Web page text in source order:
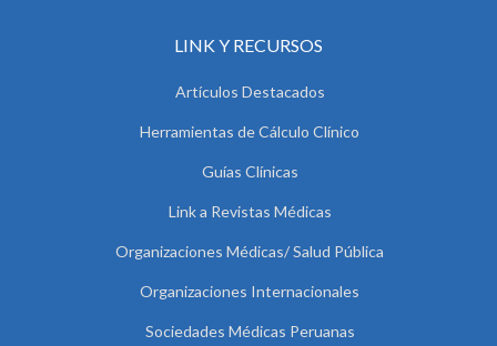
LINK Y RECURSOS
Artículos Destacados
Herramientas de Cálculo Clínico
Guías Clínicas
Link a Revistas Médicas
Organizaciones Médicas/ Salud Pública
Organizaciones Internacionales
Sociedades Médicas Peruanas